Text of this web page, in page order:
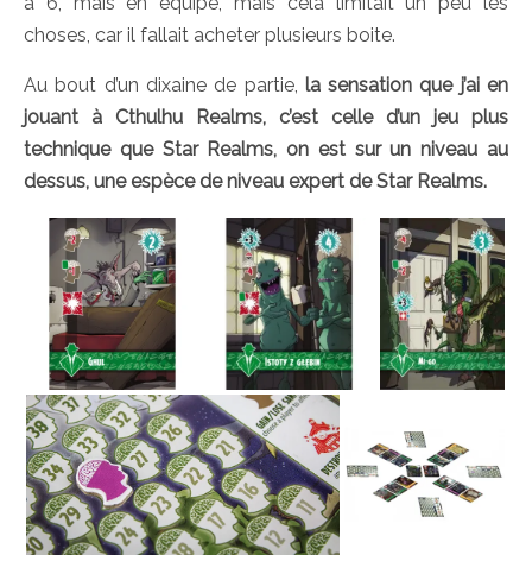
choses, car il fallait acheter plusieurs boite.
Au bout d’un dixaine de partie, la sensation que j’ai en
jouant à Cthulhu Realms, c’est celle d’un jeu plus
technique que Star Realms, on est sur un niveau au
dessus, une espèce de niveau expert de Star Realms.